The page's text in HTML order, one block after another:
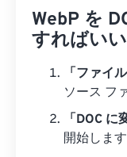
WebP を
すればい
「ファイ
ソース フ
「DOC に
開始します